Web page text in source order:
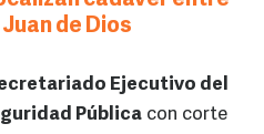
de Dios
Ejecutivo del
Pública con corte